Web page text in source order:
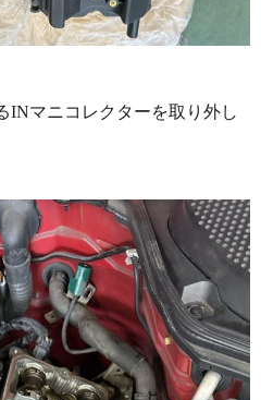
INマニコレクターを取り外し